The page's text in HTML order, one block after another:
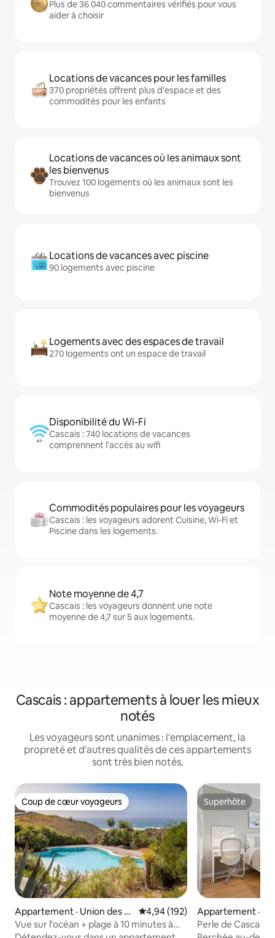
Plus de 36 040 commentaires vérifiés pour vous
aider à choisir
Locations de vacances pour les familles
370 propriétés offrent plus d'espace et des
commodités pour les enfants
Locations de vacances où les animaux sont
les bienvenus
Trouvez 100 logements où les animaux sont les
bienvenus
Locations de vacances avec piscine
90 logements avec piscine
Logements avec des espaces de travail
270 logements ont un espace de travail
Disponibilité du Wi-Fi
Cascais : 740 locations de vacances
comprennent l'accès au wifi
Commodités populaires pour les voyageurs
Cascais : les voyageurs adorent Cuisine, Wi-Fi et
Piscine dans les logements.
Note moyenne de 4,7
Cascais : les voyageurs donnent une note
moyenne de 4,7 sur 5 aux logements.
Cascais : appartements à louer les mieux
notés
Les voyageurs sont unanimes : l'emplacement, la
propreté et d'autres qualités de ces appartements
sont très bien notés.
Coup de cœur voyageurs
Coup de cœur voyageurs
Appartement · Union des p
aroisses de Cascais et Estori
l
Note moyenne de 4,94 sur 5,
4,94 (192)
Vue sur l'océan + plage à 10 minutes à
Superhôte
Superhôte
Appartement ·
roisses de
Perle de Cascais